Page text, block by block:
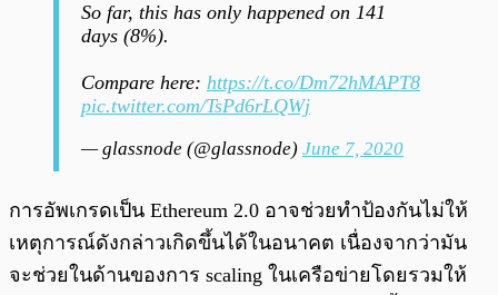
So far, this has only happened on 141
days (8%).
Compare here: https://t.co/Dm72hMAPT8
pic.twitter.com/TsPd6rLQWj
— glassnode (@glassnode) June 7, 2020
การอัพเกรดเป็น Ethereum 2.0 อาจช่วยทำป้องกันไม่ให้
เหตุการณ์ดังกล่าวเกิดขึ้นได้ในอนาคต เนื่องจากว่ามัน
จะช่วยในด้านของการ scaling ในเครือข่ายโดยรวมให้